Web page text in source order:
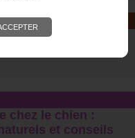
et les soins de
chez le chien :
et conseils